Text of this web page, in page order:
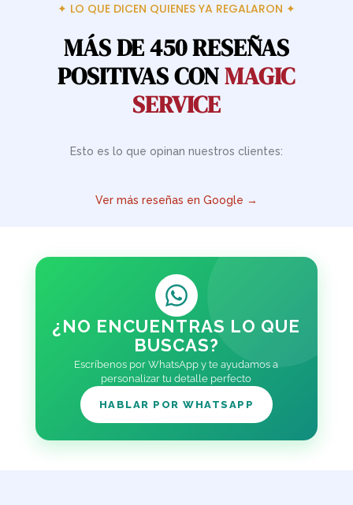
✦ LO QUE DICEN QUIENES YA REGALARON ✦
MÁS DE 450 RESEÑAS
POSITIVAS CONMAGIC
SERVICE
Esto es lo que opinan nuestros clientes:
Ver más reseñas en Google →
¿NO ENCUENTRAS LO QUE
BUSCAS?
Escríbenos por WhatsApp y te ayudamos a
personalizar tu detalle perfecto
HABLAR POR WHATSAPP